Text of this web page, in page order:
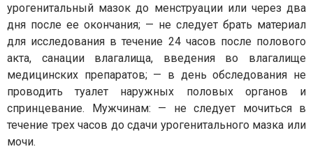
урогенитальный мазок до менструации или через два
дня после ее окончания; — не следует брать материал
для исследования в течение 24 часов после полового
акта, санации влагалища, введения во влагалище
медицинских препаратов; — в день обследования не
проводить туалет наружных половых органов и
спринцевание. Мужчинам: — не следует мочиться в
течение трех часов до сдачи урогенитального мазка или
мочи.